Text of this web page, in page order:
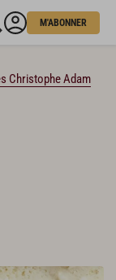
M'ABONNER
Christophe Adam